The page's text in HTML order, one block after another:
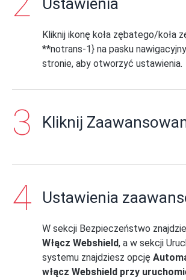
Ustawienia
Kliknij ikonę koła zębatego/koła
**notrans-1} na pasku
stronie, aby otworzyć ustawienia.
Kliknij
Ustawienia
W sekcji Bezpieczeństwo
Włącz Webshield, a w sekcji
systemu znajdziesz opcję
włącz Webshield przy